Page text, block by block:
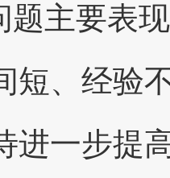
题主要表
短、经验
进一步提